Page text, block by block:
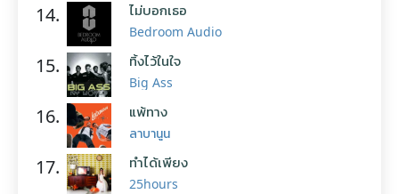
14. ไม่บอกเธอ
Bedroom Audio
15. ทิ้งไว้ในใจ
Big Ass
16. แพ้ทาง
ลาบานูน
17. ทำได้เพียง
25hours